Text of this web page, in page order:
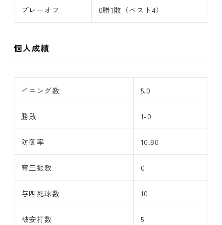
プレーオフ 0勝1敗（ベスト4）
個人成績
イニング数 5.0
勝敗 1-0
防御率 10.80
奪三振数 0
与四死球数 10
被安打数 5